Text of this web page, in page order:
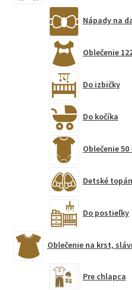
Nápady na
Oblečenie
Do izbičky
Do kočíka
Oblečenie 50
Detské
Do postieľky
Oblečenie na krst,
Pre chlapca